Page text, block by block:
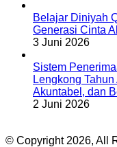
Belajar Diniyah
Generasi Cinta
3 Juni 2026
Sistem
Lengkong
Akuntabel, dan
2 Juni 2026
© Copyright 2026, All